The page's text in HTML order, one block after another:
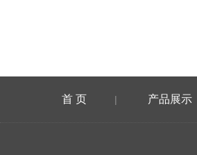
首 页 | 产品展示